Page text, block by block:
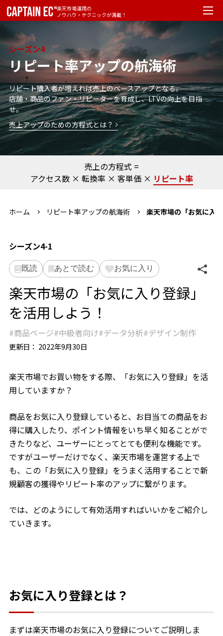
楽天市場運用の
ノウハウ・テクニックが満載！
シーズン4
リピート率アップの航海術
リピート購入者が増えれば売上のベースアップとなる。
店舗・商品のファン・リピーターを育成し、LTVの向上を目指
せ。
売上アップのための方程式とは？
売上の方程式 =
アクセス数× 転換率 × 客単価× リピート率
ホーム リピート率アップの航海術 楽天市場の「お気に入
シーズン4-1
既読 あとで読む お気に入り
楽天市場の「お気に入り登録」
を活用しよう！
商品ページ 中級者向け データ分析 デザイン制作
更新日： 2022年9月30日
楽天市場でお買い物をする際、「お気に入り登録」を活
用していますか？
商品をお気に入り登録していると、お目当ての商品をお
得に購入したり、ポイント情報をいち早く知ることがで
きたりなど、ユーザーにとってとても便利な機能です。
ですがユーザーだけでなく、楽天市場を運営する上で
も、この「お気に入り登録」をうまく活用することで新
規顧客の獲得やリピート率のアップに繋がります。
では、どのようにして有効活用すればいいかをご紹介し
ていきます。
お気に入り登録とは？
まずは楽天市場のお気に入り登録についてご説明しま